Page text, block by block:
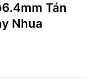
Tán
Nhua